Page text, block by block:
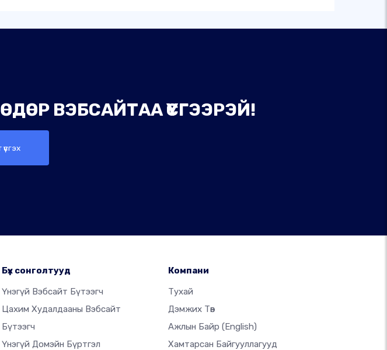
ВЭБСАЙТАА ҮҮСГЭЭРЭЙ!
Бүх сонголтууд
Үнэгүй Вэбсайт Бүтээгч
Цахим Худалдааны Вэбсайт
Бүтээгч
Үнэгүй Домэйн Бүртгэл
Компани
Тухай
Дэмжих Төв
Ажлын Байр (English)
Хамтарсан Байгууллагууд